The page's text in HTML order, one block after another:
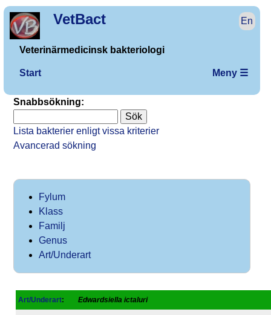
VetBact En
Veterinärmedicinsk bakteriologi
Start Meny ☰
Snabbsökning:
Lista bakterier enligt vissa kriterier
Avancerad sökning
Fylum
Klass
Familj
Genus
Art/Underart
Art/Underart: Edwardsiella ictaluri